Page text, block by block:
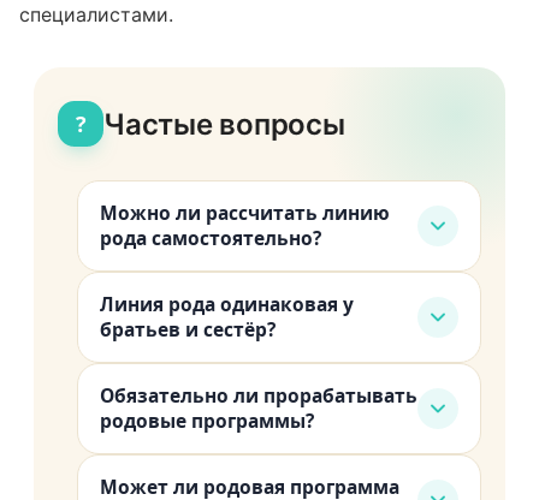
специалистами.
? Частые вопросы
Можно ли рассчитать линию
рода самостоятельно?
рождения. Позиции родового
квадрата вычисляются по той же
Базовый расчёт доступен онлайн
интерпретация требует понимания
Линия рода одинаковая у
братьев и сестёр?
расклад арканов будет другим.
Братья и сёстры растут в одной
Обязательно ли прорабатывать
родовые программы?
Может ли родовая программа